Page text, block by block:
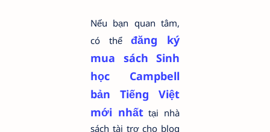
Nếu bạn quan tâm,
có thểđăng ký
mua sách Sinh
học Campbell
bản Tiếng Việt
mới nhấttại nhà
sách tài trợ cho blog